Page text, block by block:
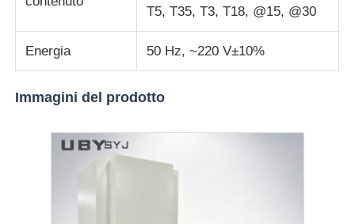
T5, T35, T3, T18, @15, @30
Energia 50 Hz, ~220 V±10%
Immagini del prodotto